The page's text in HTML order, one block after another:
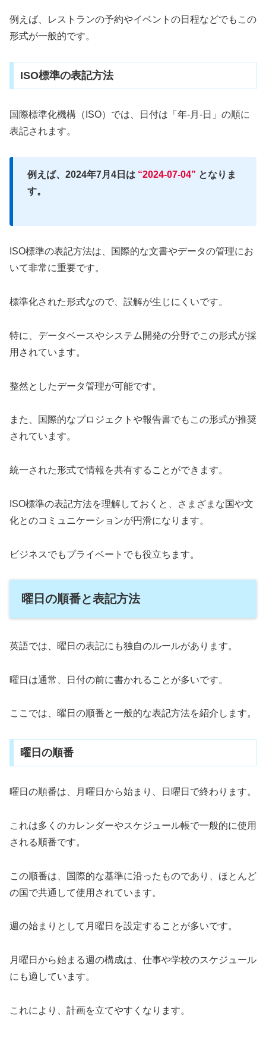
例えば、レストランの予約やイベントの日程などでもこの
形式が一般的です。
ISO標準の表記方法
国際標準化機構（ISO）では、日付は「年-月-日」の順に
表記されます。
例えば、2024年7月4日は “2024-07-04” となりま
す。
ISO標準の表記方法は、国際的な文書やデータの管理にお
いて非常に重要です。
標準化された形式なので、誤解が生じにくいです。
特に、データベースやシステム開発の分野でこの形式が採
用されています。
整然としたデータ管理が可能です。
また、国際的なプロジェクトや報告書でもこの形式が推奨
されています。
統一された形式で情報を共有することができます。
ISO標準の表記方法を理解しておくと、さまざまな国や文
化とのコミュニケーションが円滑になります。
ビジネスでもプライベートでも役立ちます。
曜日の順番と表記方法
英語では、曜日の表記にも独自のルールがあります。
曜日は通常、日付の前に書かれることが多いです。
ここでは、曜日の順番と一般的な表記方法を紹介します。
曜日の順番
曜日の順番は、月曜日から始まり、日曜日で終わります。
これは多くのカレンダーやスケジュール帳で一般的に使用
される順番です。
この順番は、国際的な基準に沿ったものであり、ほとんど
の国で共通して使用されています。
週の始まりとして月曜日を設定することが多いです。
月曜日から始まる週の構成は、仕事や学校のスケジュール
にも適しています。
これにより、計画を立てやすくなります。